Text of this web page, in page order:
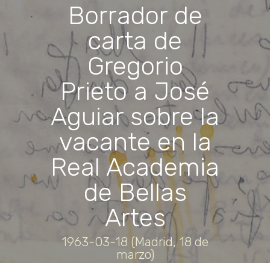
Borrador de
carta de
Gregorio
Prieto a José
Aguiar sobre la
vacante en la
Real Academia
de Bellas
Artes
1963-03-18 (Madrid, 18 de
marzo)